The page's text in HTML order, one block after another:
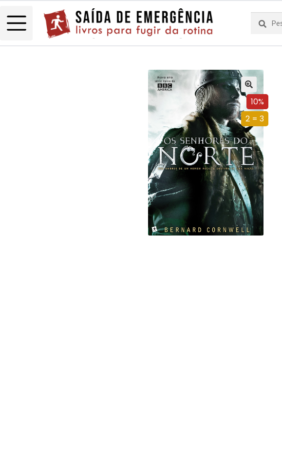
Pesquisar
por:
Pesquisa
10%
2 = 3